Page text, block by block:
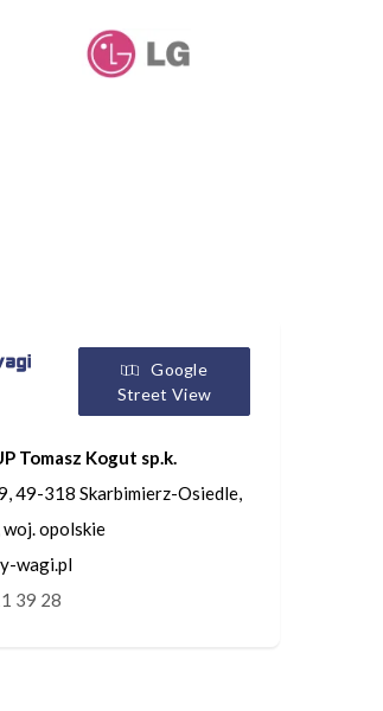
Google
Street View
Tomasz Kogut sp.k.
49-318 Skarbimierz-Osiedle,
woj. opolskie
wagi.pl
39 28